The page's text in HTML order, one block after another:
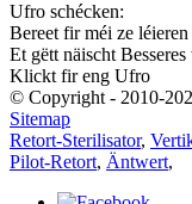
Ufro schécken:
Bereet fir méi ze léieren
Et gëtt näischt
Klickt fir eng Ufro
© Copyright - 2010-
Sitemap
Retort-Sterilisator,
Pilot-Retort, Äntwert,